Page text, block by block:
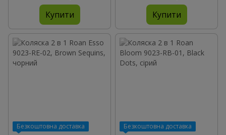
Купити Купити
Безкоштовна доставка Безкоштовна доставка